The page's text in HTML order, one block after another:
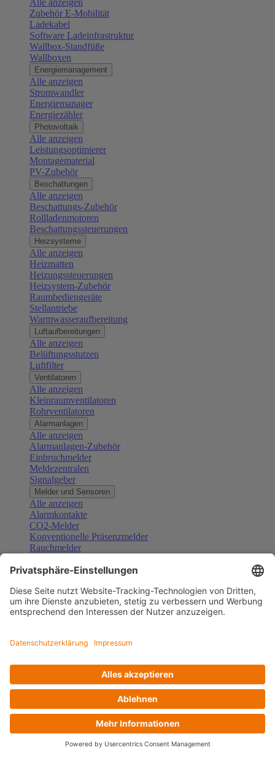
Alle anzeigen
Zubehör E-Mobilität
Ladekabel
Software Ladeinfrastruktur
Wallbox-Standfüße
Wallboxen
Energiemanagement
Alle anzeigen
Stromwandler
Energiemanager
Energiezähler
Photovoltaik
Alle anzeigen
Leistungsoptimierer
Montagematerial
PV-Zubehör
Beschattungen
Alle anzeigen
Beschattungs-Zubehör
Rollladenmotoren
Beschattungssteuerungen
Heizsysteme
Alle anzeigen
Heizmatten
Heizungssteuerungen
Heizsystem-Zubehör
Raumbediengeräte
Stellantriebe
Warmwasseraufbereitung
Luftaufbereitungen
Alle anzeigen
Belüftungsstutzen
Luftfilter
Ventilatoren
Alle anzeigen
Kleinraumventilatoren
Rohrventilatoren
Alarmanlagen
Alle anzeigen
Alarmanlagen-Zubehör
Einbruchmelder
Meldezentralen
Signalgeber
Melder und Sensoren
Alle anzeigen
Alarmkontakte
CO2-Melder
Konventionelle Präsenzmelder
Rauchmelder
Gefahrenmelder
Türsprechanlagen
Alle anzeigen
Außenstationen
Klingeltaster und Gongs
Sprechanlagen-Sets
Zubehör Türkommunikation
Videoüberwachung
Zubehör Videoüberwachung
Alle anzeigen